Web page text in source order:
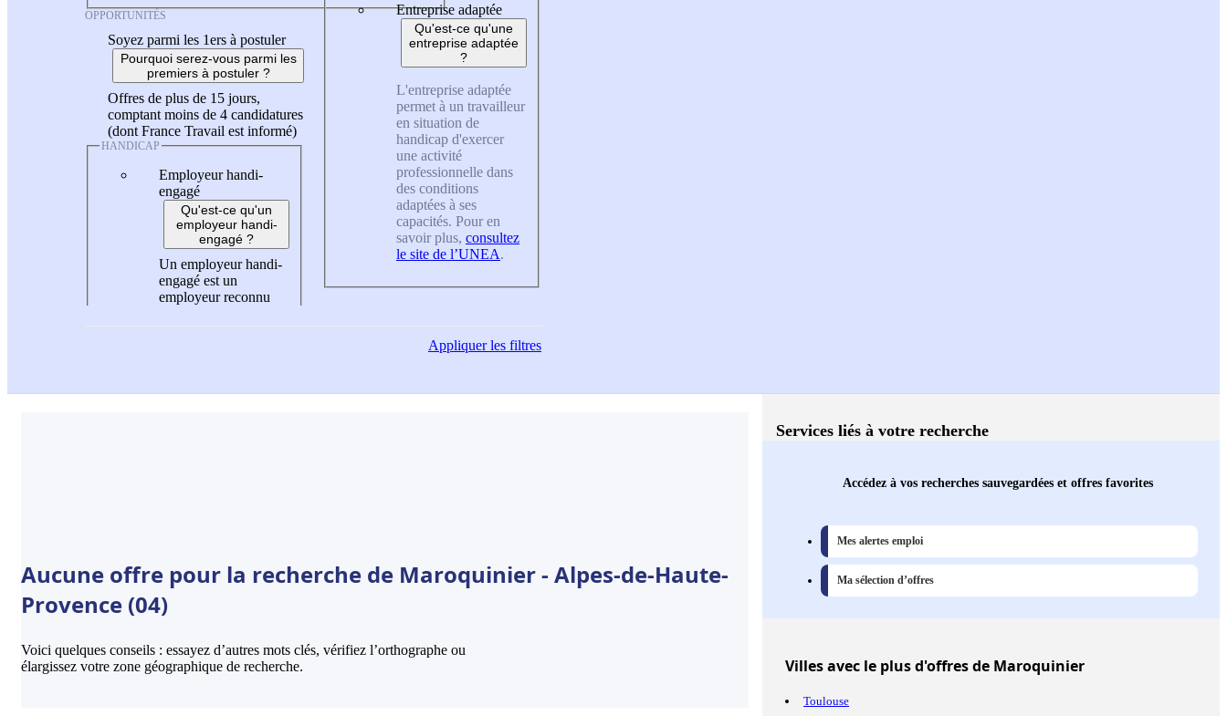
OPPORTUNITÉS
Soyez parmi les 1ers à postuler
Pourquoi serez-vous parmi les
premiers à postuler ?
Offres de plus de 15 jours,
comptant moins de 4 candidatures
(dont France Travail est informé)
HANDICAP
Employeur handi-
engagé
Qu'est-ce qu'un
employeur handi-
engagé ?
Un employeur handi-
engagé est un
employeur reconnu
Entreprise adaptée
Qu'est-ce qu'une
entreprise adaptée
?
L'entreprise adaptée
permet à un travailleur
en situation de
handicap d'exercer
une activité
professionnelle dans
des conditions
adaptées à ses
capacités. Pour en
savoir plus, consultez
le site de l’UNEA.
Appliquerles filtres
Aucune offre pour la recherche de Maroquinier - Alpes-de-Haute-
Provence (04)
Voici quelques conseils : essayez d’autres mots clés, vérifiez l’orthographe ou
élargissez votre zone géographique de recherche.
Services liés à votre recherche
Accédez à vos recherches sauvegardées et offres favorites
Mes alertes emploi
Ma sélection d’offres
Villesavec le plus d'offres de Maroquinier
Toulouse